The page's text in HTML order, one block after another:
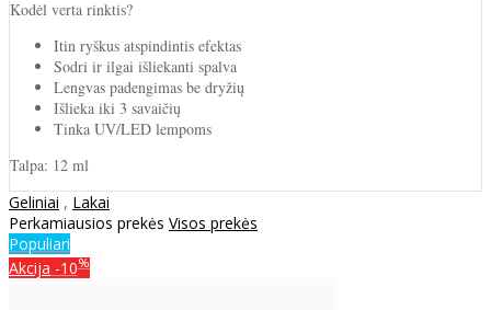
Kodėl verta rinktis?
Itin ryškus atspindintis efektas
Sodri ir ilgai išliekanti spalva
Lengvas padengimas be dryžių
Išlieka iki 3 savaičių
Tinka UV/LED lempoms
Talpa: 12 ml
Geliniai , Lakai
Perkamiausios prekės Visos prekės
Populiari
Akcija -10%